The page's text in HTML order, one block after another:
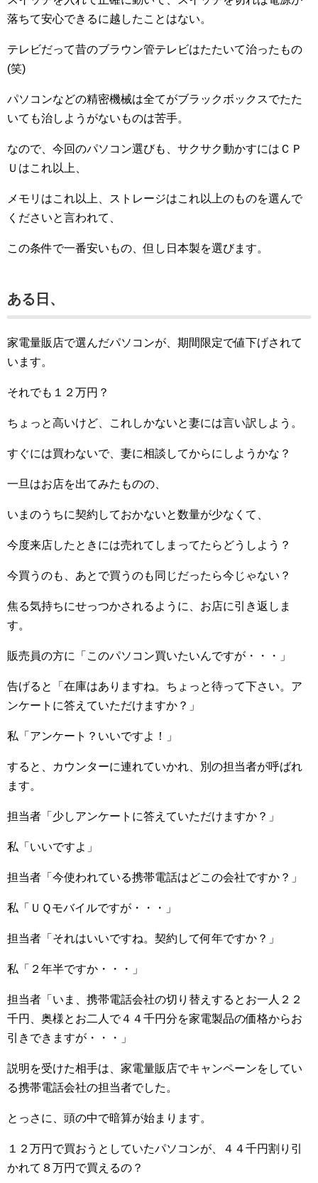
落ちて安心できるに越したことはない。
テレビだって昔のブラウン管テレビはたたいて治ったもの
(笑)
パソコンなどの精密機械は全てがブラックボックスでたた
いても治しようがないものは苦手。
なので、今回のパソコン選びも、サクサク動かすにはＣＰ
Ｕはこれ以上、
メモリはこれ以上、ストレージはこれ以上のものを選んで
くださいと言われて、
この条件で一番安いもの、但し日本製を選びます。
ある日、
家電量販店で選んだパソコンが、期間限定で値下げされて
います。
それでも１２万円？
ちょっと高いけど、これしかないと妻には言い訳しよう。
すぐには買わないで、妻に相談してからにしようかな？
一旦はお店を出てみたものの、
いまのうちに契約しておかないと数量が少なくて、
今度来店したときには売れてしまってたらどうしよう？
今買うのも、あとで買うのも同じだったら今じゃない？
焦る気持ちにせっつかされるように、お店に引き返しま
す。
販売員の方に「このパソコン買いたいんですが・・・」
告げると「在庫はありますね。ちょっと待って下さい。ア
ンケートに答えていただけますか？」
私「アンケート？いいですよ！」
すると、カウンターに連れていかれ、別の担当者が呼ばれ
ます。
担当者「少しアンケートに答えていただけますか？」
私「いいですよ」
担当者「今使われている携帯電話はどこの会社ですか？」
私「ＵＱモバイルですが・・・」
担当者「それはいいですね。契約して何年ですか？」
私「２年半ですか・・・」
担当者「いま、携帯電話会社の切り替えするとお一人２２
千円、奥様とお二人で４４千円分を家電製品の価格からお
引きできますが・・・」
説明を受けた相手は、家電量販店でキャンペーンをしてい
る携帯電話会社の担当者でした。
とっさに、頭の中で暗算が始まります。
１２万円で買おうとしていたパソコンが、４４千円割り引
かれて８万円で買えるの？